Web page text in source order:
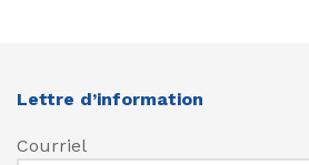
Lettre d’information
Courriel